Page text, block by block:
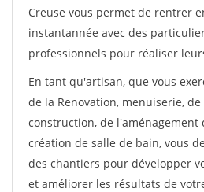
Creuse vous permet de rentrer
instantannée avec des
professionnels pour réaliser
En tant qu'artisan, que vous
de la Renovation, menuiserie,
construction, de l'aménagement
création de salle de bain, vous
des chantiers pour développer
et améliorer les résultats de